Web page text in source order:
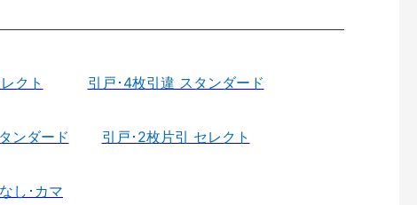
クト 引戸･4枚引違 スタンダード
ンダード 引戸･2枚片引 セレクト
し･カマ